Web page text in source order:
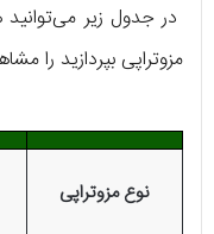
در جدول زیر
مزوتراپی بپردازید را
نوعمزوتراپی